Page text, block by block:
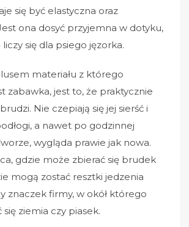
się być elastyczna oraz
ona dosyć przyjemna w dotyku,
się dla psiego jęzorka.
materiału z którego
zabawka, jest to, że praktycznie
Nie czepiają się jej sierść i
a nawet po godzinnej
wygląda prawie jak nowa.
gdzie może zbierać się brudek
mogą zostać resztki jedzenia
znaczek firmy, w okół którego
ziemia czy piasek.